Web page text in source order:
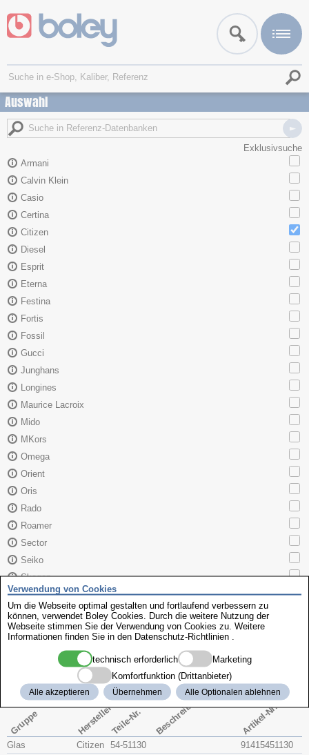
Auswahl
Exklusivsuche
Armani
Calvin Klein
Casio
Certina
Citizen
Diesel
Esprit
Eterna
Festina
Fortis
Fossil
Gucci
Junghans
Longines
Maurice Lacroix
Mido
MKors
Omega
Orient
Oris
Rado
Roamer
Sector
Seiko
Skagen
TAG Heuer
Tissot
Zenith
Citizen 4-661702
Gruppe HerstellerTeile-Nr. Beschreibung Artikel-Nr.
Glas Citizen 54-51130
91415451130
Verwendung von Cookies
Um die Webseite optimal gestalten und fortlaufend verbessern zu
können, verwendet Boley Cookies. Durch die weitere Nutzung der
Webseite stimmen Sie der Verwendung von Cookies zu. Weitere
Informationen finden Sie in den Datenschutz-Richtlinien
technisch erforderlich
Marketing
Komfortfunktion (Drittanbieter)
Alle akzeptieren Übernehmen Alle Optionalen ablehnen